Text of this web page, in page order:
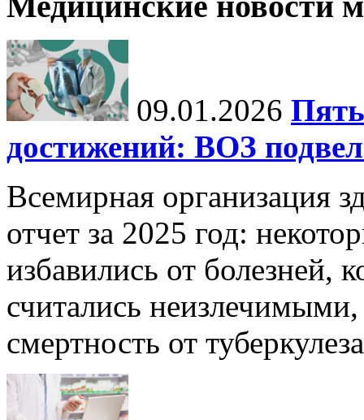
09.01.2026
достижений: ВОЗ
Всемирная организация
отчет за 2025 год:
избавились от болезней,
считались неизлечимыми,
смертность от